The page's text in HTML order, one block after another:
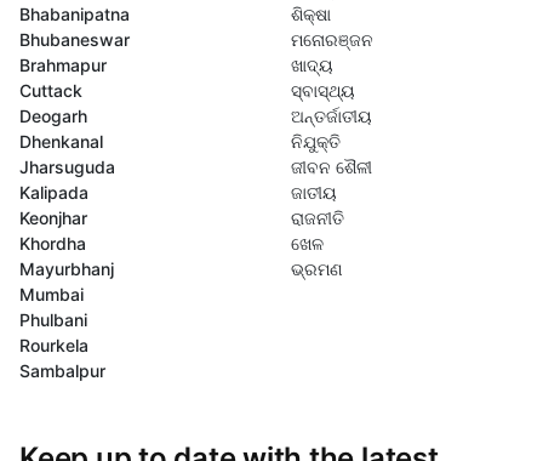
Bhabanipatna
Bhubaneswar
Brahmapur
Cuttack
Deogarh
Dhenkanal
Jharsuguda
Kalipada
Keonjhar
Khordha
Mayurbhanj
Mumbai
Phulbani
Rourkela
Sambalpur
ଶିକ୍ଷା
ମନୋରଞ୍ଜନ
ଖାଦ୍ୟ
ସ୍ବାସ୍ଥ୍ୟ
ଅନ୍ତର୍ଜାତୀୟ
ନିଯୁକ୍ତି
ଜୀବନ ଶୈଳୀ
ଜାତୀୟ
ରାଜନୀତି
ଖେଳ
ଭ୍ରମଣ